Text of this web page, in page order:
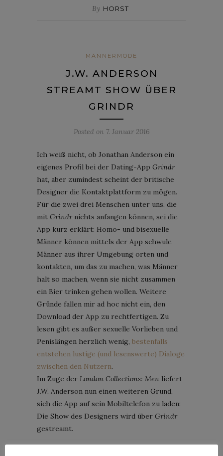
By HORST
MÄNNERMODE
J.W. ANDERSON
STREAMT SHOW ÜBER
GRINDR
Posted on 7. Januar 2016
Ich weiß nicht, ob Jonathan Anderson ein
eigenes Profil bei der Dating-App Grindr
hat, aber zumindest scheint der britische
Designer die Kontaktplattform zu mögen.
Für die zwei drei Menschen unter uns, die
mit Grindrnichts anfangen können, sei die
App kurz erklärt: Homo- und bisexuelle
Männer können mittels der App schwule
Männer aus ihrer Umgebung orten und
kontakten, um das zu machen, was Männer
halt so machen, wenn sie nicht zusammen
ein Bier trinken gehen wollen. Weitere
Gründe fallen mir ad hoc nicht ein, den
Download der App zu rechtfertigen. Zu
lesen gibt es außer sexuelle Vorlieben und
Penislängen herzlich wenig, bestenfalls
entstehen lustige (und lesenswerte) Dialoge
zwischen den Nutzern.
Im Zuge der London Collections: Men liefert
J.W. Anderson nun einen weiteren Grund,
sich die App auf sein Mobiltelefon zu laden:
Die Show des Designers wird über Grindr
gestreamt.